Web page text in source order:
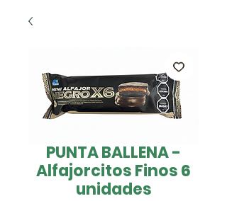
PUNTA BALLENA -
Alfajorcitos Finos 6
unidades